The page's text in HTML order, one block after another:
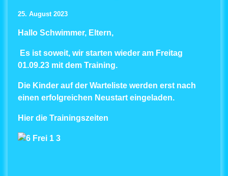
25. August 2023
Hallo Schwimmer, Eltern,
Es ist soweit, wir starten wieder am Freitag
01.09.23 mit dem Training.
Die Kinder auf der Warteliste werden erst nach
einen erfolgreichen Neustart eingeladen.
Hier die Trainingszeiten